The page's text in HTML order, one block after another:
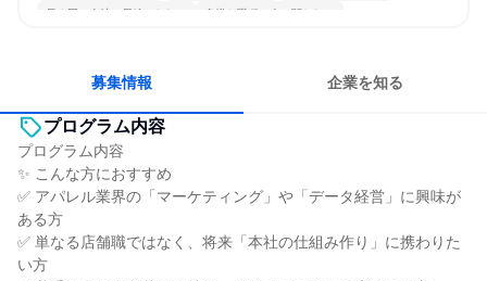
長く同じ会社に居続けられる 多様な職種の人と関われる
募集情報 企業を知る
プログラム内容
プログラム内容
✨ こんな方におすすめ
✅ アパレル業界の「マーケティング」や「データ経営」に興味が
ある方
✅ 単なる店舗職ではなく、将来「本社の仕組み作り」に携わりた
い方